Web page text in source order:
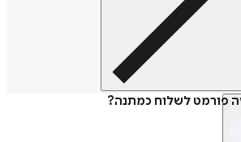
פורמט לשלוח כמתנה?